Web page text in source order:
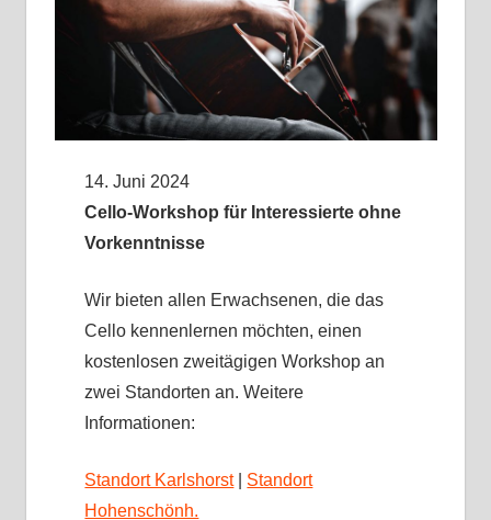
14. Juni 2024
Cello-Workshop für Interessierte ohne
Vorkenntnisse
Wir bieten allen Erwachsenen, die das
Cello kennenlernen möchten, einen
kostenlosen zweitägigen Workshop an
zwei Standorten an. Weitere
Informationen:
Standort Karlshorst| Standort
Hohenschönh.